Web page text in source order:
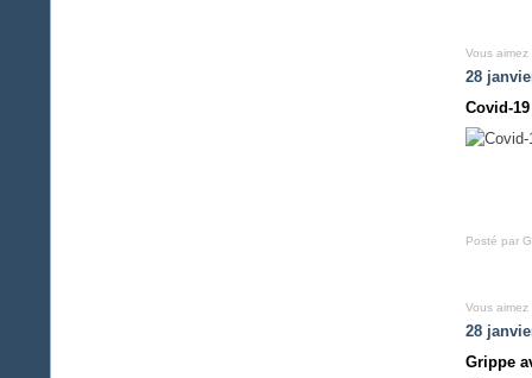
Vous aimez
28
Covid-19
Posté par
Vous aimez
28
Grippe